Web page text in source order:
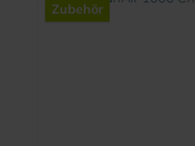
Zubehör